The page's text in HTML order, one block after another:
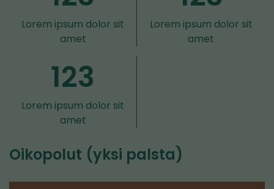
Lorem ipsum dolor sit
amet
Lorem ipsum dolor sit
amet
123
Lorem ipsum dolor sit
amet
Oikopolut (yksi palsta)